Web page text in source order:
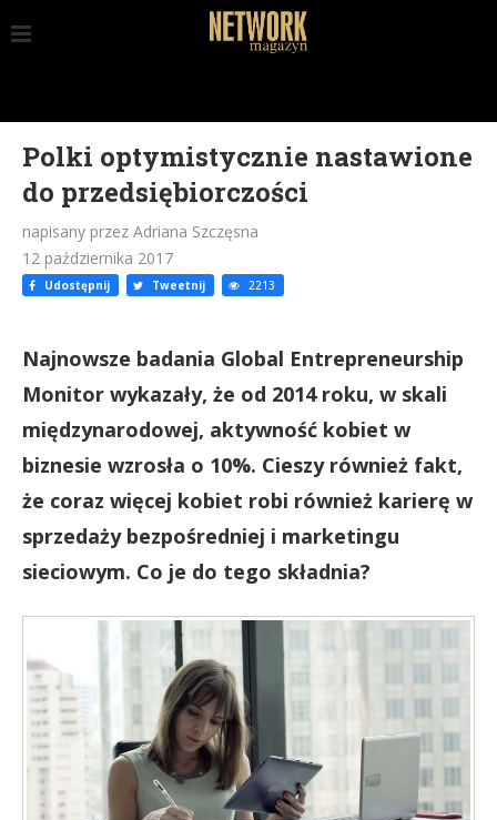
Polki optymistycznie nastawione
do przedsiębiorczości
napisany przez Adriana Szczęsna
12 października 2017
Udostępnij Tweetnij 2213
Najnowsze badania Global Entrepreneurship
Monitor wykazały, że od 2014 roku, w skali
międzynarodowej, aktywność kobiet w
biznesie wzrosła o 10%. Cieszy również fakt,
że coraz więcej kobiet robi również karierę w
sprzedaży bezpośredniej i marketingu
sieciowym. Co je do tego składnia?